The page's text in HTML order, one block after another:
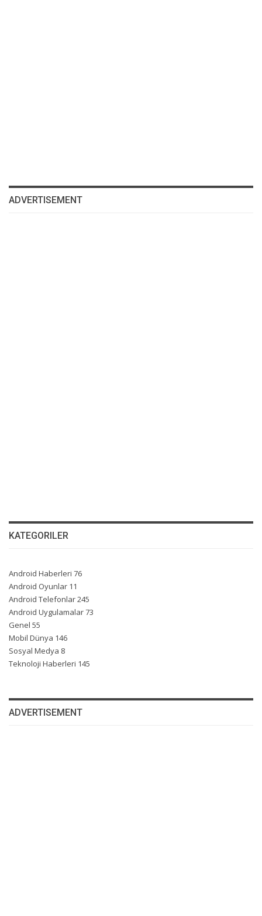
ADVERTISEMENT
KATEGORILER
Android Haberleri 76
Android Oyunlar 11
Android Telefonlar245
Android Uygulamalar73
Genel 55
Mobil Dünya 146
Sosyal Medya 8
Teknoloji Haberleri 145
ADVERTISEMENT